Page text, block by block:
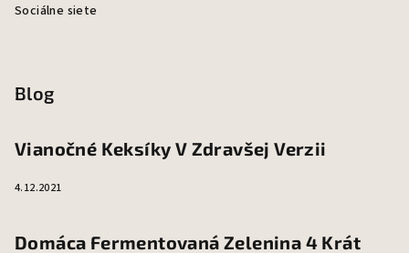
Sociálne siete
Blog
Vianočné Keksíky V Zdravšej Verzii
4.12.2021
Domáca Fermentovaná Zelenina 4 Krát